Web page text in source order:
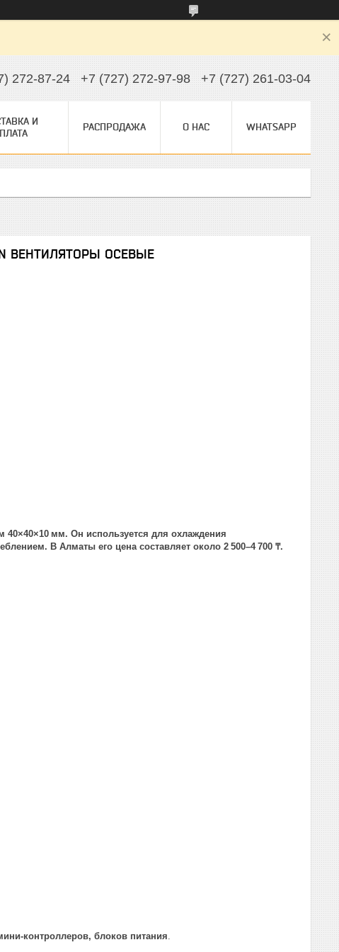
272-87-24 +7 (727) 272-97-98 +7 (727) 261-03-04
И
РАСПРОДАЖА О НАС WHATSAPP
ВЕНТИЛЯТОРЫ ОСЕВЫЕ
40×40×10 мм. Он используется для охлаждения
В Алматы его цена составляет около 2 500–4 700 ₸.
блоков питания.